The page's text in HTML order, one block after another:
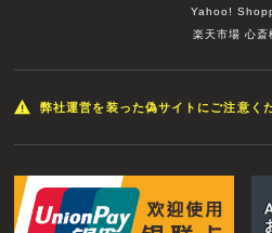
Yahoo!
楽天市場 心斎
弊社運営を装った偽サイトにご注意く